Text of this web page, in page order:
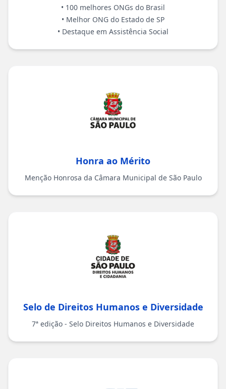
• 100 melhores ONGs do Brasil
• Melhor ONG do Estado de SP
• Destaque em Assistência Social
Honra ao Mérito
Menção Honrosa da Câmara Municipal de São Paulo
Selo de Direitos Humanos e Diversidade
7ª edição - Selo Direitos Humanos e Diversidade